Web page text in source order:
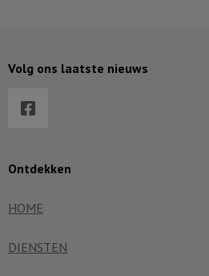
Ontdekken
HOME
DIENSTEN
Volg ons laatste nieuws